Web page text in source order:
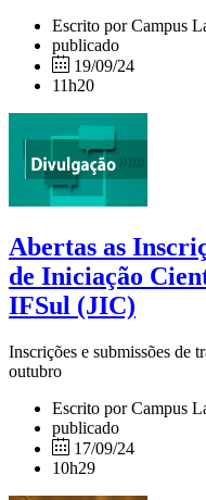
Escrito por Campus
publicado
19/09/24
11h20
Abertas as
de Iniciação
IFSul (JIC)
Inscrições e submissões de
outubro
Escrito por Campus
publicado
17/09/24
10h29